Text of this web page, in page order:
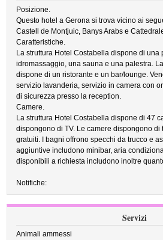
Posizione.
Questo hotel a Gerona si trova vicino ai
Castell de Montjuic, Banys Arabs e
Caratteristiche.
La struttura Hotel Costabella dispone di una
idromassaggio, una sauna e una palestra.
dispone di un ristorante e un bar/lounge.
servizio lavanderia, servizio in camera con
di sicurezza presso la reception.
Camere.
La struttura Hotel Costabella dispone di 47
dispongono di TV. Le camere dispongono di
gratuiti. I bagni offrono specchi da trucco e
aggiuntive includono minibar, aria
disponibili a richiesta includono inoltre
Notifiche:
Servizi
Animali ammessi